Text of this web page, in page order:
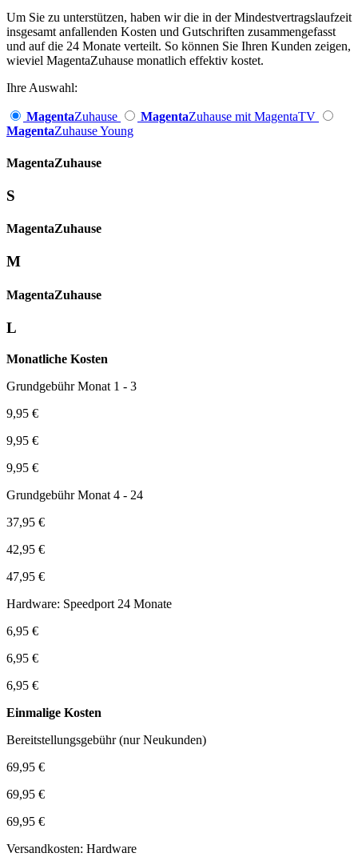
Um Sie zu unterstützen, haben wir die in der Mindestvertragslaufzeit
insgesamt anfallenden Kosten und Gutschriften zusammengefasst
und auf die 24 Monate verteilt. So können Sie Ihren Kunden zeigen,
wieviel MagentaZuhause monatlich effektiv kostet.
Ihre Auswahl:
MagentaZuhause MagentaZuhause mit MagentaTV
MagentaZuhause Young
Magenta­Zuhause
S
Magenta­Zuhause
M
Magenta­Zuhause
L
Monatliche Kosten
Grundgebühr Monat 1 - 3
9,95 €
9,95 €
9,95 €
Grundgebühr Monat 4 - 24
37,95 €
42,95 €
47,95 €
Hardware: Speedport 24 Monate
6,95 €
6,95 €
6,95 €
Einmalige Kosten
Bereitstellungsgebühr (nur Neukunden)
69,95 €
69,95 €
69,95 €
Versandkosten: Hardware